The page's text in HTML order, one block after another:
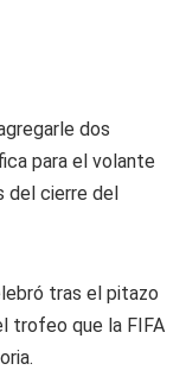
dos
para el volante
del cierre del
tras el pitazo
trofeo que la FIFA